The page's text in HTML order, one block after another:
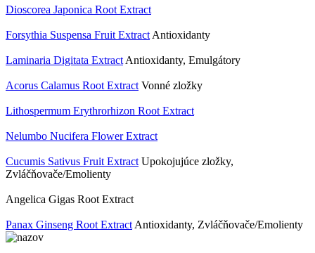
Dioscorea Japonica Root Extract
Forsythia Suspensa Fruit Extract Antioxidanty
Laminaria Digitata Extract Antioxidanty, Emulgátory
Acorus Calamus Root Extract Vonné zložky
Lithospermum Erythrorhizon Root Extract
Nelumbo Nucifera Flower Extract
Cucumis Sativus Fruit Extract Upokojujúce zložky,
Zvláčňovače/Emolienty
Angelica Gigas Root Extract
Panax Ginseng Root Extract Antioxidanty, Zvláčňovače/Emolienty